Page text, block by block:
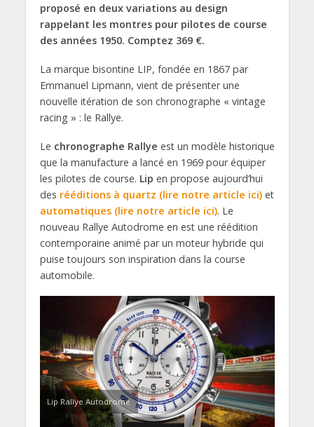
proposé en deux variations au design
rappelant les montres pour pilotes de course
des années 1950. Comptez 369 €.
La marque bisontine LIP, fondée en 1867 par
Emmanuel Lipmann, vient de présenter une
nouvelle itération de son chronographe « vintage
racing » : le Rallye.
Le chronographe Rallye est un modèle historique
que la manufacture a lancé en 1969 pour équiper
les pilotes de course. Lip en propose aujourd’hui
des rééditions à quartz (lire notre article ici)et
automatiques (lire notre article ici). Le
nouveau Rallye Autodrome en est une réédition
contemporaine animé par un moteur hybride qui
puise toujours son inspiration dans la course
automobile.
Lip Rallye Autodrome